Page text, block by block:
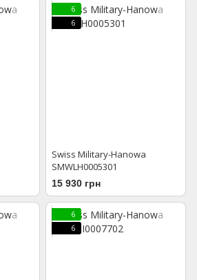
6
6
Swiss Military-Hanowa
SMWLH0005301
15 930 грн
6
6